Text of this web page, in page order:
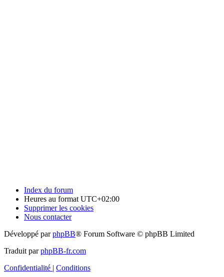
Index du forum
Heures au formatUTC+02:00
Supprimer les cookies
Nous contacter
Développé parphpBB® Forum Software © phpBB Limited
Traduit parphpBB-fr.com
Confidentialité
Conditions